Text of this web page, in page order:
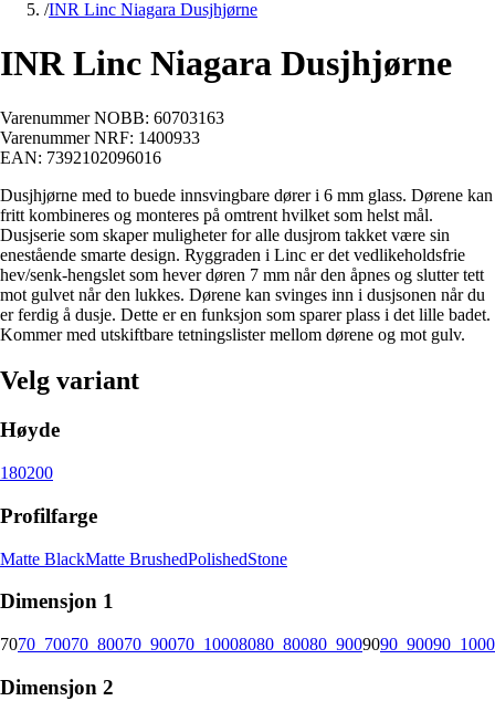
/INR Linc Niagara Dusjhjørne
INR Linc Niagara Dusjhjørne
Varenummer NOBB: 60703163
Varenummer NRF: 1400933
EAN: 7392102096016
Dusjhjørne med to buede innsvingbare dører i 6 mm glass. Dørene kan
fritt kombineres og monteres på omtrent hvilket som helst mål.
Dusjserie som skaper muligheter for alle dusjrom takket være sin
enestående smarte design. Ryggraden i Linc er det vedlikeholdsfrie
hev/senk-hengslet som hever døren 7 mm når den åpnes og slutter tett
mot gulvet når den lukkes. Dørene kan svinges inn i dusjsonen når du
er ferdig å dusje. Dette er en funksjon som sparer plass i det lille badet.
Kommer med utskiftbare tetningslister mellom dørene og mot gulv.
Velg variant
Høyde
180200
Profilfarge
Matte BlackMatte BrushedPolishedStone
Dimensjon 1
7070_70070_80070_90070_10008080_80080_9009090_90090_1000
Dimensjon 2